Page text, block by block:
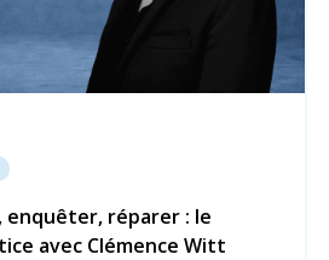
enquêter, réparer : le
avec Clémence Witt